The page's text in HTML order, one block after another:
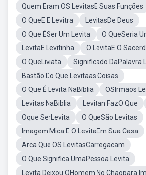
Quem Eram OS LevitasE Suas Funções
O QueE E Levitra
LevitasDe Deus
O Que ÉSer Um Levita
O QueSeria
LevitaE Levitinha
O LevitaE O
O QueLiviata
Significado DaPalavra
Bastão Do Que Levitaas Coisas
O Que É Levita NaBíblia
OSIrmaos
Levitas NaBiblia
Levitan FazO Que
Oque SerLevita
O QueSão Levitas
Imagem Mica E O LevitaEm Sua Casa
Arca Que OS LevitasCarregacam
O Que Significa UmaPessoa Levita
Levita Deixou OHomem No Chaopara